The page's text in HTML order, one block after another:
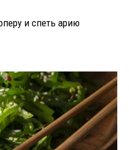
и спеть арию